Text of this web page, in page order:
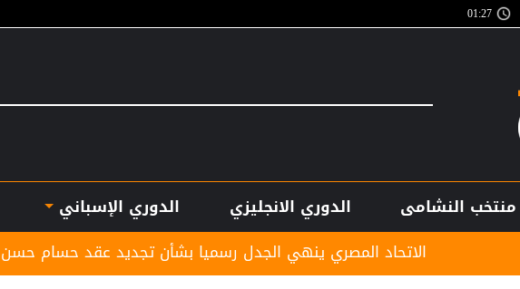
01:27
منتخب النشامى الدوري الانجليزي الدوري الإسباني
الاتحاد المصري ينهي الجدل رسميا بشأن تجديد عقد حسام حسن